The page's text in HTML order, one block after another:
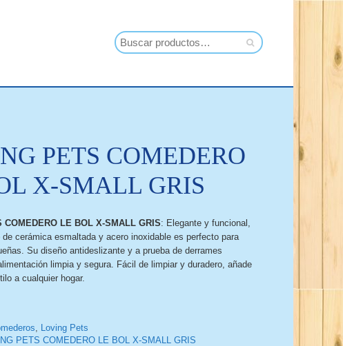
PETS COMEDERO
X-SMALL GRIS
COMEDERO LE BOL X-SMALL GRIS: Elegante y funcional,
cerámica esmaltada y acero inoxidable es perfecto para
Su diseño antideslizante y a prueba de derrames
limpia y segura. Fácil de limpiar y duradero, añade
a cualquier hogar.
, Loving Pets
PETS COMEDERO LE BOL X-SMALL GRIS